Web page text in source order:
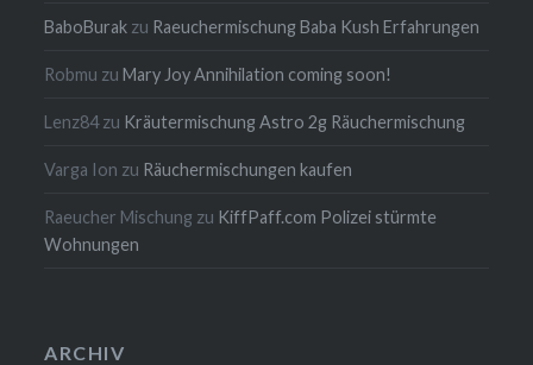
BaboBurak zu Raeuchermischung Baba Kush Erfahrungen
Robmu zuMary Joy Annihilation coming soon!
Lenz84zu Kräutermischung Astro 2g Räuchermischung
Varga Ion zu Räuchermischungen kaufen
Raeucher Mischung zu KiffPaff.com Polizei stürmte
Wohnungen
ARCHIV